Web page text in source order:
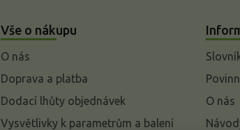
Vše o nákupu
O nás
Doprava a platba
Dodací lhůty objednávek
Vysvětlivky k parametrům a balení
O nás